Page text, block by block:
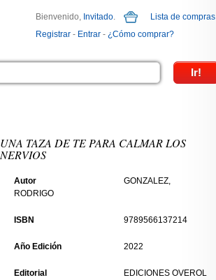
Bienvenido, Invitado.
Lista de compras
Registrar - Entrar - ¿Cómo comprar?
UNA TAZA DE TE PARA CALMAR LOS
NERVIOS
Autor
GONZALEZ,
RODRIGO
ISBN 9789566137214
Año Edición 2022
Editorial
EDICIONES OVEROL